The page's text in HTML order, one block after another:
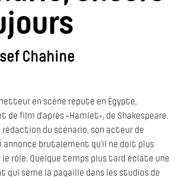
Chahine
en scène réputé en Égypte,
de film d’après «Hamlet», de Shakespeare.
rédaction du scénario, son acteur de
annonce brutalement qu’il ne doit plus
rôle. Quelque temps plus tard éclate une
qui sème la pagaille dans les studios de